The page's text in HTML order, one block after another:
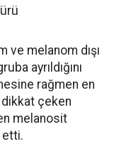
ve melanom dışı
ayrıldığını
rağmen en
çeken
melanosit
etti.